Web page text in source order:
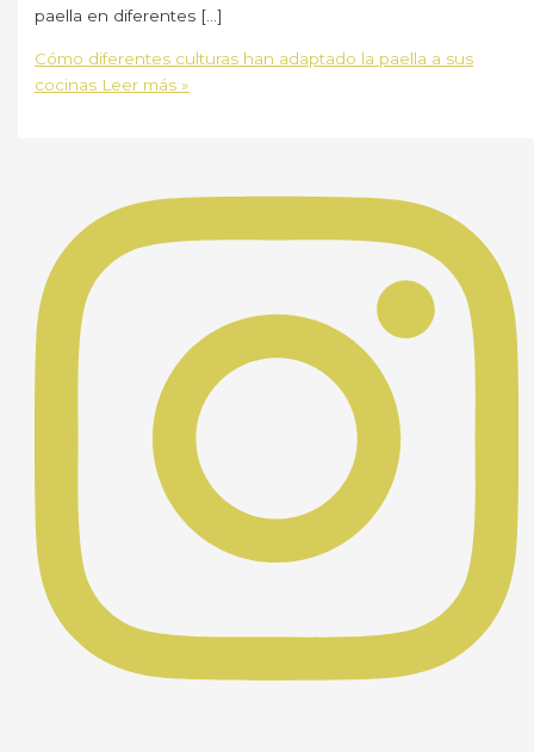
paella en diferentes […]
Cómo diferentes culturas han adaptado la paella a sus
cocinas Leer más »